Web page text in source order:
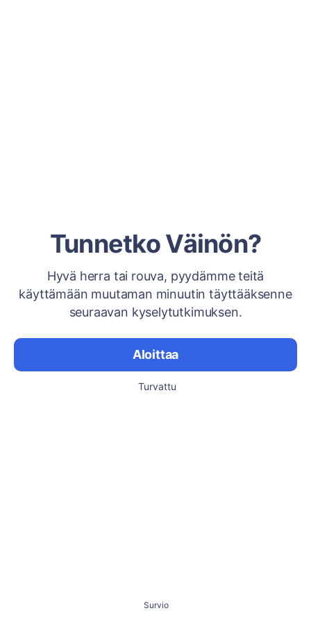
Tunnetko Väinön?
Hyvä herra tai rouva, pyydämme teitä
käyttämään muutaman minuutin täyttääksenne
seuraavan kyselytutkimuksen.
Aloittaa
Turvattu
Survio